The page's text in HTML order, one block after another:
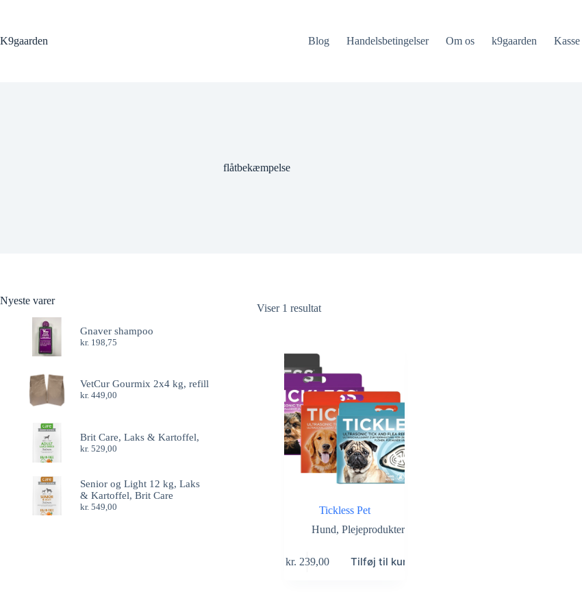
K9gaarden
Blog Handelsbetingelser Om os k9gaarden Kasse
flåtbekæmpelse
Viser 1 resultat
Tickless Pet
Hund,Plejeprodukter
kr. 239,00 Tilføj til kurv
Nyeste varer
Gnaver shampoo
kr. 198,75
VetCur Gourmix 2x4 kg, refill
kr. 449,00
Brit Care, Laks & Kartoffel,
kr. 529,00
Senior og Light 12 kg, Laks
& Kartoffel, Brit Care
kr. 549,00